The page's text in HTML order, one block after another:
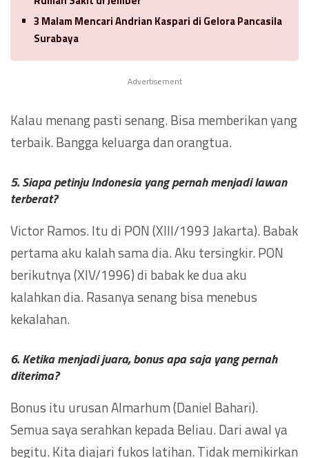
3 Malam Mencari Andrian Kaspari di Gelora Pancasila
Surabaya
Advertisement
Kalau menang pasti senang. Bisa memberikan yang
terbaik. Bangga keluarga dan orangtua.
5. Siapa petinju Indonesia yang pernah menjadi lawan
terberat?
Victor Ramos. Itu di PON (XIII/1993 Jakarta). Babak
pertama aku kalah sama dia. Aku tersingkir. PON
berikutnya (XIV/1996) di babak ke dua aku
kalahkan dia. Rasanya senang bisa menebus
kekalahan.
6. Ketika menjadi juara, bonus apa saja yang pernah
diterima?
Bonus itu urusan Almarhum (Daniel Bahari).
Semua saya serahkan kepada Beliau. Dari awal ya
begitu. Kita diajari fukos latihan. Tidak memikirkan